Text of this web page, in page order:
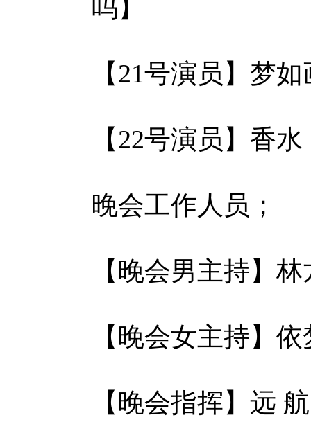
吗】
【21号演员】梦
【22号演员】香
晚会工作人员；
【晚会男主持】林
【晚会女主持】依
【晚会指挥】远 航